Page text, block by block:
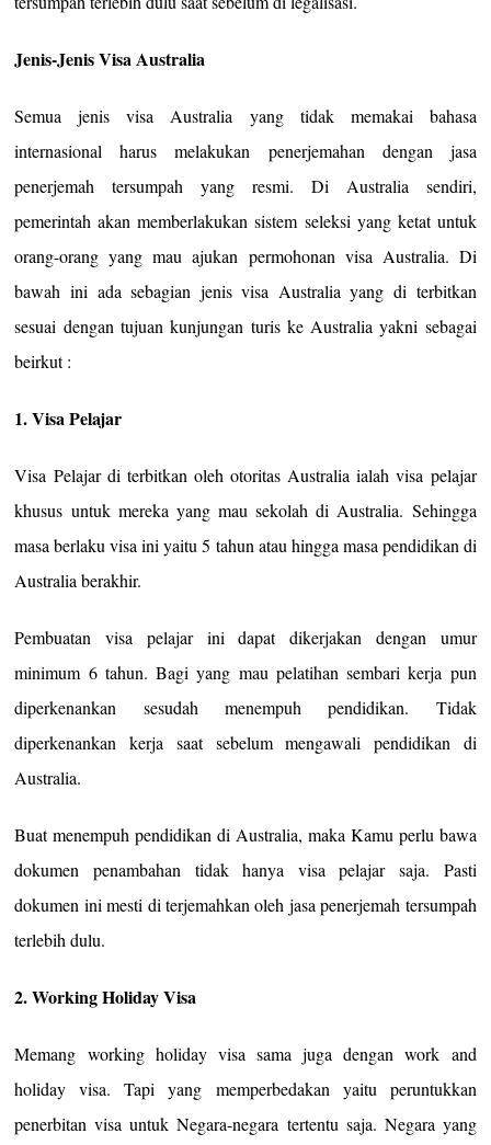
Jenis-Jenis Visa Australia
Semua jenis visa Australia yang tidak memakai bahasa
internasional harus melakukan penerjemahan dengan jasa
penerjemah tersumpah yang resmi. Di Australia sendiri,
pemerintah akan memberlakukan sistem seleksi yang ketat untuk
orang-orang yang mau ajukan permohonan visa Australia. Di
bawah ini ada sebagian jenis visa Australia yang di terbitkan
sesuai dengan tujuan kunjungan turis ke Australia yakni sebagai
beirkut :
1. Visa Pelajar
Visa Pelajar di terbitkan oleh otoritas Australia ialah visa pelajar
khusus untuk mereka yang mau sekolah di Australia. Sehingga
masa berlaku visa ini yaitu 5 tahun atau hingga masa pendidikan di
Australia berakhir.
Pembuatan visa pelajar ini dapat dikerjakan dengan umur
minimum 6 tahun. Bagi yang mau pelatihan sembari kerja pun
diperkenankan sesudah menempuh pendidikan. Tidak
diperkenankan kerja saat sebelum mengawali pendidikan di
Australia.
Buat menempuh pendidikan di Australia, maka Kamu perlu bawa
dokumen penambahan tidak hanya visa pelajar saja. Pasti
dokumen ini mesti di terjemahkan oleh jasa penerjemah tersumpah
terlebih dulu.
2. Working Holiday Visa
Memang working holiday visa sama juga dengan work and
holiday visa. Tapi yang memperbedakan yaitu peruntukkan
penerbitan visa untuk Negara-negara tertentu saja. Negara yang